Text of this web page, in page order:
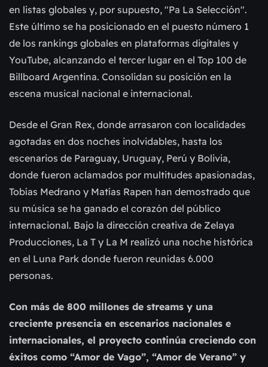
en listas globales y, por supuesto, "Pa La Selección".
Este último se ha posicionado en el puesto número 1
de los rankings globales en plataformas digitales y
YouTube, alcanzando el tercer lugar en el Top 100 de
Billboard Argentina. Consolidan su posición en la
escena musical nacional e internacional.
Desde el Gran Rex, donde arrasaron con localidades
agotadas en dos noches inolvidables, hasta los
escenarios de Paraguay, Uruguay, Perú y Bolivia,
donde fueron aclamados por multitudes apasionadas,
Tobías Medrano y Matías Rapen han demostrado que
su música se ha ganado el corazón del público
internacional. Bajo la dirección creativa de Zelaya
Producciones, La T y La M realizó una noche histórica
en el Luna Park donde fueron reunidas 6.000
personas.
Con más de 800 millones de streams y una
creciente presencia en escenarios nacionales e
internacionales, el proyecto continúa creciendo con
éxitos como “Amor de Vago”, “Amor de Verano” y